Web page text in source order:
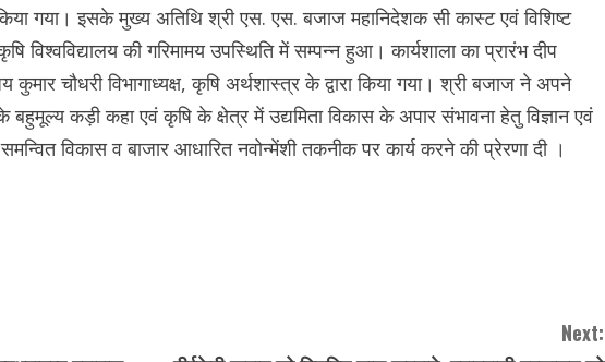
गया। इसके मुख्य अतिथि श्री एस. एस. बजाज महानिदेशक सी कास्ट एवं विशिष्ट
विश्वविद्यालय की गरिमामय उपस्थिति में सम्पन्न हुआ। कार्यशाला का प्रारंभ दीप
चौधरी विभागाध्यक्ष, कृषि अर्थशास्त्र के द्वारा किया गया। श्री बजाज ने अपने
बहुमूल्य कड़ी कहा एवं कृषि के क्षेत्र में उद्यमिता विकास के अपार संभावना हेतु विज्ञान एवं
समन्वित विकास व बाजार आधारित नवोन्मेंशी तकनीक पर कार्य करने की प्रेरणा दी ।
Next: